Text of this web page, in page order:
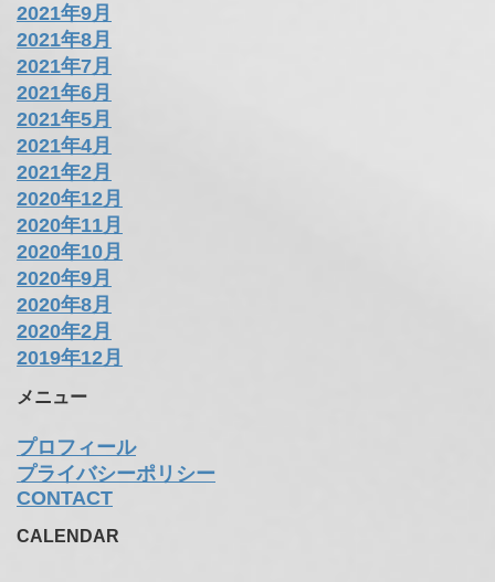
2021年9月
2021年8月
2021年7月
2021年6月
2021年5月
2021年4月
2021年2月
2020年12月
2020年11月
2020年10月
2020年9月
2020年8月
2020年2月
2019年12月
メニュー
プロフィール
プライバシーポリシー
CONTACT
CALENDAR